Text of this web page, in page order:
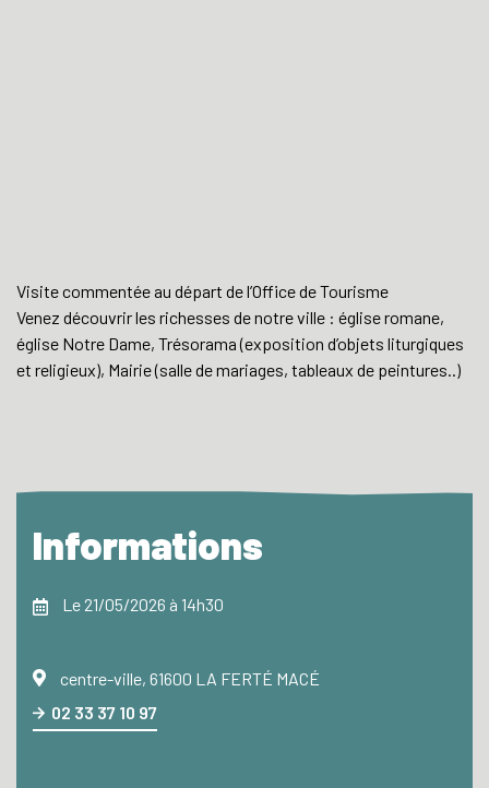
Visite commentée au départ de l’Office de Tourisme
Venez découvrir les richesses de notre ville : église romane,
église Notre Dame, Trésorama (exposition d’objets liturgiques
et religieux), Mairie (salle de mariages, tableaux de peintures..)
Informations
Le 21/05/2026 à 14h30
centre-ville, 61600 LA FERTÉ MACÉ
02 33 37 10 97